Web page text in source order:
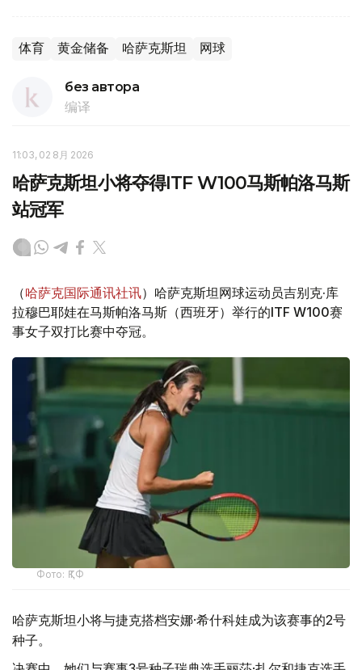
体育 黄金储备 哈萨克斯坦 网球
без автора
编译
11:03, 02 8月 2026
哈萨克斯坦小将夺得ITF W100马斯帕洛马斯
站冠军
（哈萨克国际通讯社讯）哈萨克斯坦网球运动员吉别克·库
拉穆巴耶娃在马斯帕洛马斯（西班牙）举行的ITF W100赛
事女子双打比赛中夺冠。
Фото: ҚТФ
哈萨克斯坦小将与捷克搭档安娜·希什科娃成为该赛事的2号
种子。